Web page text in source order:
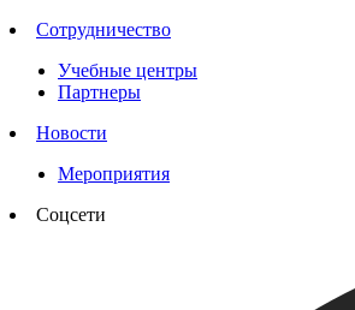
Сотрудничество
Учебные центры
Партнеры
Новости
Мероприятия
Соцсети